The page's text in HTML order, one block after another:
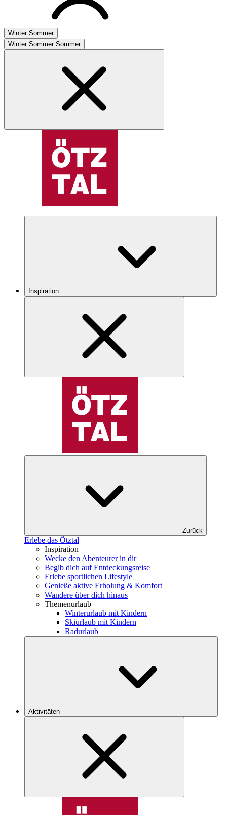
Winter Sommer
Winter Sommer Sommer
Inspiration
Zurück
Erlebe das Ötztal
Inspiration
Wecke den Abenteurer in dir
Begib dich auf Entdeckungsreise
Erlebe sportlichen Lifestyle
Genieße aktive Erholung & Komfort
Wandere über dich hinaus
Themenurlaub
Winterurlaub mit Kindern
Skiurlaub mit Kindern
Radurlaub
Aktivitäten